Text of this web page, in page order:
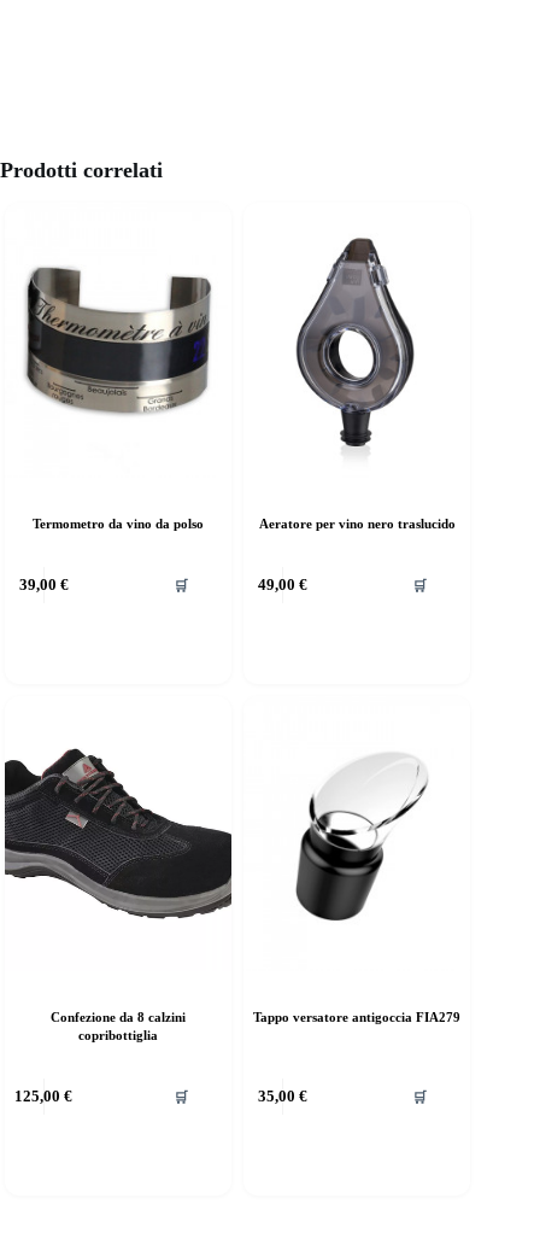
Prodotti correlati
Termometro da vino da polso
39,00 € 🛒
Aeratore per vino nero traslucido
49,00 € 🛒
Confezione da 8 calzini
copribottiglia
125,00€ 🛒
Tappo versatore antigoccia FIA279
35,00 € 🛒